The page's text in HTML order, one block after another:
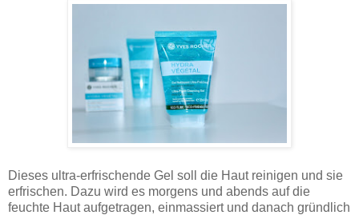
Dieses ultra-erfrischende Gel soll die Haut reinigen und sie
erfrischen. Dazu wird es morgens und abends auf die
feuchte Haut aufgetragen, einmassiert und danach gründlich